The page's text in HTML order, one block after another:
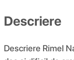
Descriere
Descriere Rimel